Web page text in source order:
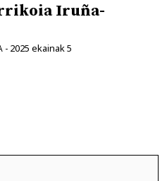
Iruña-
- 2025 ekainak 5